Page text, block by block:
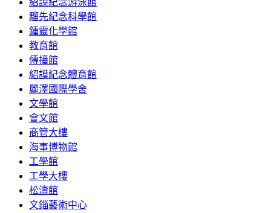
紹謨紀念游泳館
騮先紀念科學館
鍾靈化學館
教育館
傳播館
紹謨紀念體育館
麗澤國際學舍
文學館
會文館
商管大樓
海事博物館
工學館
工學大樓
松濤館
文錙藝術中心